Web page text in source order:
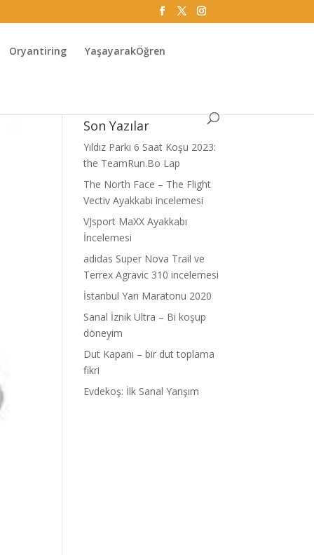
Oryantiring YaşayarakÖğren
Son Yazılar
Yıldız Parkı 6 Saat Koşu 2023:
the TeamRun.Bo Lap
The North Face – The Flight
Vectiv Ayakkabı incelemesi
VJsport MaXX Ayakkabı
İncelemesi
adidas Super Nova Trail ve
Terrex Agravic 310 incelemesi
İstanbul Yarı Maratonu 2020
Sanal İznik Ultra – Bi koşup
döneyim
Dut Kapanı – bir dut toplama
fikri
Evdekoş: İlk Sanal Yarışım